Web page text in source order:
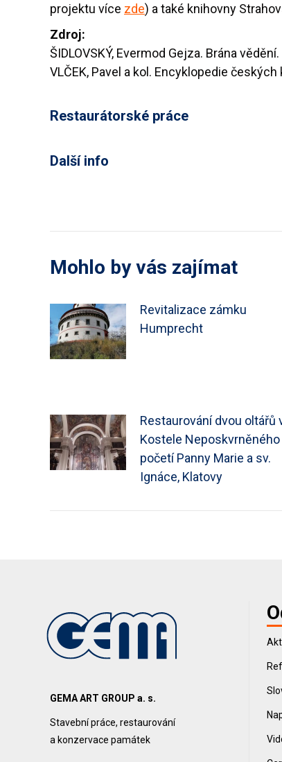
projektu více zde) a také knihovny
Zdroj:
ŠIDLOVSKÝ, Evermod Gejza. Brána
VLČEK, Pavel a kol. Encyklopedie
Restaurátorské práce
Další info
Mohlo by vás zajímat
Revitalizace zámku
Humprecht
Restaurování dvou oltářů
Kostele Neposkvrněného
početí Panny Marie a sv.
Ignáce, Klatovy
GEMA ART GROUP a. s.
Stavební práce, restaurování
a konzervace památek